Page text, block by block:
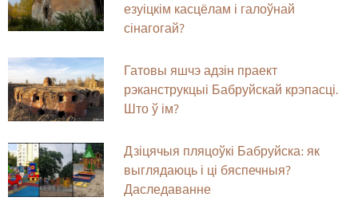
езуіцкім касцёлам і галоўнай
сінагогай?
Гатовы яшчэ адзін праект
рэканструкцыі Бабруйскай крэпасці.
Што ў ім?
Дзіцячыя пляцоўкі Бабруйска: як
выглядаюць і ці бяспечныя?
Даследаванне